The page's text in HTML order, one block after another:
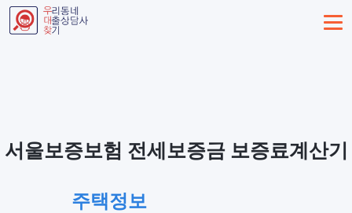
서울보증보험 전세보증금 보증료계산기
주택정보